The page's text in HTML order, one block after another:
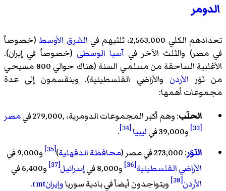
الدومر
تعدادهم الكلي 2,563,000، ثلثيهم في الشرق الأوسط (خصوصاً
في مصر) والثلث الآخر في آسيا الوسطى (خصوصاً في إيران).
الأغلبية الساحقة من مسلمي السنة (هناك حوالي 800 مسيحي
من نَوَر الأردن والأراضي الفلسطينية). وينقسمون إلى عدة
مجموعات أهمها:
الحلَب: وهم أكبر المجموعات الدومرية، ,279,000 في مصر
[33] و39,000 في ليبيا[34]
.
النَوَر: 273,000 في مصر ( محافظة الدقهلية)
[35]
و9,000 في
الأراضي الفلسطينية[36] و8,000 في إسرائيل[37]
و6,400 في
الأردن[38] ويتواجدون أيضاً في بادية سورياوإيرانrmt
.